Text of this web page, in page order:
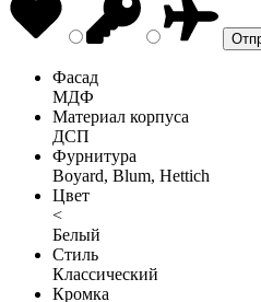
Фасад
МДФ
Материал корпуса
ДСП
Фурнитура
Boyard, Blum, Hettich
Цвет
<
Белый
Стиль
Классический
Кромка